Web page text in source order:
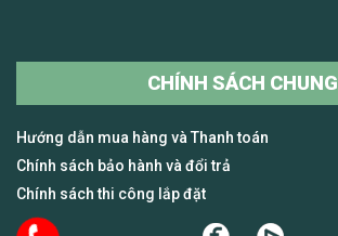
CHÍNH SÁCH CHUNG
Hướng dẫn mua hàng và Thanh toán
Chính sách bảo hành và đổi trả
Chính sách thi công lắp đặt